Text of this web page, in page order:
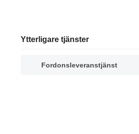
Ytterligare tjänster
Fordonsleveranstjänst